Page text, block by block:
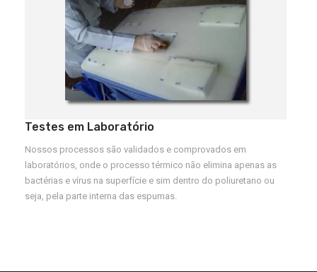
Testes em Laboratório
Nossos processos são validados e comprovados em
laboratórios, onde o processo térmico não elimina apenas as
bactérias e vírus na superfície e sim dentro do poliuretano ou
seja, pela parte interna das espumas.